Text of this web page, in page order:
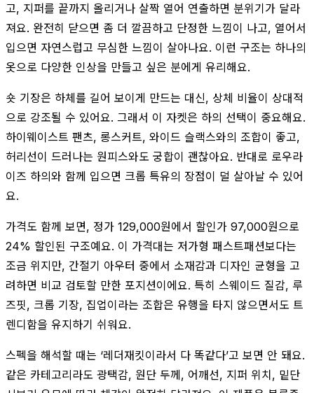
고, 지퍼를 끝까지 올리거나 살짝 열어 연출하면 분위기가 달라
져요. 완전히 닫으면 좀 더 깔끔하고 단정한 느낌이 나고, 열어서
입으면 자연스럽고 무심한 느낌이 살아나요. 이런 구조는 하나의
옷으로 다양한 인상을 만들고 싶은 분에게 유리해요.
숏 기장은 하체를 길어 보이게 만드는 대신, 상체 비율이 상대적
으로 강조될 수 있어요. 그래서 이 자켓은 하의 선택이 중요해요.
하이웨이스트 팬츠, 롱스커트, 와이드 슬랙스와의 조합이 좋고,
허리선이 드러나는 원피스와도 궁합이 괜찮아요. 반대로 로우라
이즈 하의와 함께 입으면 크롭 특유의 장점이 덜 살아날 수 있어
요.
가격도 함께 보면, 정가 129,000원에서 할인가 97,000원으로
24% 할인된 구조예요. 이 가격대는 저가형 패스트패션보다는
조금 위지만, 간절기 아우터 중에서 소재감과 디자인 균형을 고
려하면 비교 검토할 만한 포지션이에요. 특히 스웨이드 질감, 루
즈핏, 크롭 기장, 집업이라는 조합은 유행을 타지 않으면서도 트
렌디함을 유지하기 쉬워요.
스펙을 해석할 때는 ‘레더재킷이라서 다 똑같다’고 보면 안 돼요.
같은 카테고리라도 광택감, 원단 두께, 어깨선, 지퍼 위치, 밑단